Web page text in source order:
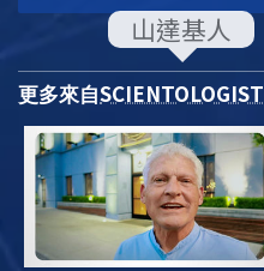
更多來自SCIENTOLOGIST